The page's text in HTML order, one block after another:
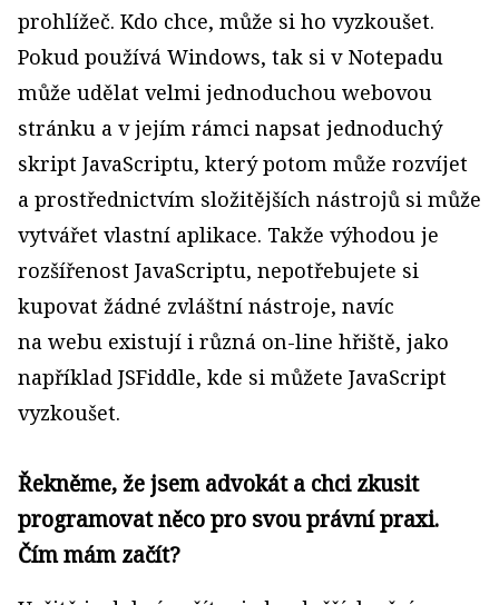
prohlížeč. Kdo chce, může si ho vyzkoušet.
Pokud používá Windows, tak si v Notepadu
může udělat velmi jednoduchou webovou
stránku a v jejím rámci napsat jednoduchý
skript JavaScriptu, který potom může rozvíjet
a prostřednictvím složitějších nástrojů si může
vytvářet vlastní aplikace. Takže výhodou je
rozšířenost JavaScriptu, nepotřebujete si
kupovat žádné zvláštní nástroje, navíc
na webu existují i různá on-line hřiště, jako
například JSFiddle, kde si můžete JavaScript
vyzkoušet.
Řekněme, že jsem advokát a chci zkusit
programovat něco pro svou právní praxi.
Čím mám začít?